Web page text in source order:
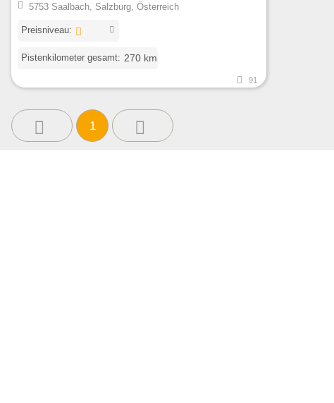
5753 Saalbach, Salzburg, Österreich
Preisniveau:
Pistenkilometer gesamt: 270 km
91
1